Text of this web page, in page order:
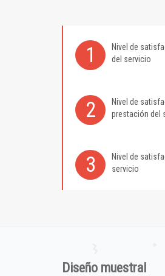
1 Nivel de
del servicio
2 Nivel de
prestación del
3 Nivel de
servicio
Diseño muestral